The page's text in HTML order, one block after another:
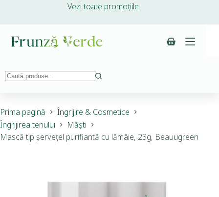
Vezi toate promoțiile
Prima pagină
Îngrijire & Cosmetice
Îngrijirea tenului
Măști
Mască tip șervețel purifiantă cu lămâie, 23g, Beauugreen